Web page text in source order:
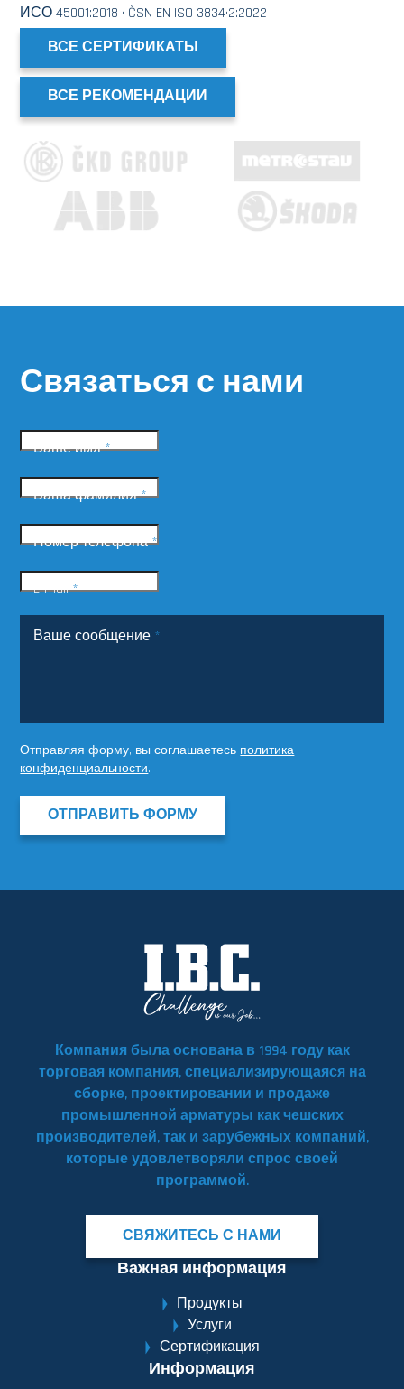
ИСО 45001:2018 · ČSN EN ISO 3834·2:2022
ВСЕ СЕРТИФИКАТЫ
ВСЕ РЕКОМЕНДАЦИИ
Связаться с нами
Ваше имя*
Ваша фамилия*
Номер телефона*
E-mail*
Ваше сообщение *
Отправляя форму, вы соглашаетесь политика
конфиденциальности.
ОТПРАВИТЬ ФОРМУ
Компания была основана в 1994 году как
торговая компания, специализирующаяся на
сборке, проектировании и продаже
промышленной арматуры как чешских
производителей, так и зарубежных компаний,
которые удовлетворяли спрос своей
программой.
СВЯЖИТЕСЬ С НАМИ
Важная информация
Продукты
Услуги
Сертификация
Информация